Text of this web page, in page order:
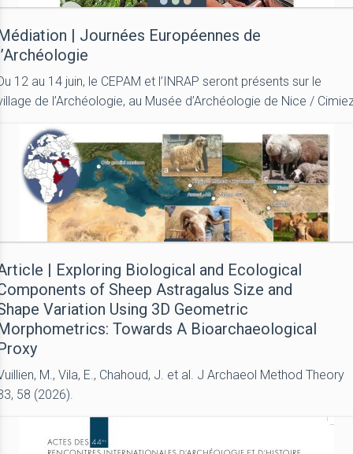
| Journées Européennes de
12 au 14 juin, le CEPAM et l’INRAP seront présents sur le
de l’Archéologie, au Musée d’Archéologie de Nice /
| Exploring Biological and Ecological
of Sheep Astragalus Size and
Variation Using 3D Geometric
Towards A Bioarchaeological
M., Vila, E., Chahoud, J. et al. J Archaeol Method Theory
58 (2026).